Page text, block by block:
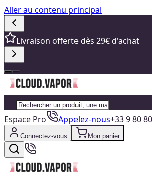
Aller au contenu principal
Livraison offerte dès 29€ d'achat
Espace Pro Appelez-nous+33 9 80
Connectez-vous Mon panier